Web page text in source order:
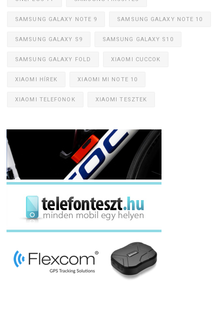
SAMSUNG GALAXY NOTE 9 SAMSUNG GALAXY NOTE 10
SAMSUNG GALAXY S9 SAMSUNG GALAXY S10
SAMSUNG GALAXY FOLD XIAOMI CUCCOK
XIAOMI HÍREK XIAOMI MI NOTE 10
XIAOMI TELEFONOK XIAOMI TESZTEK